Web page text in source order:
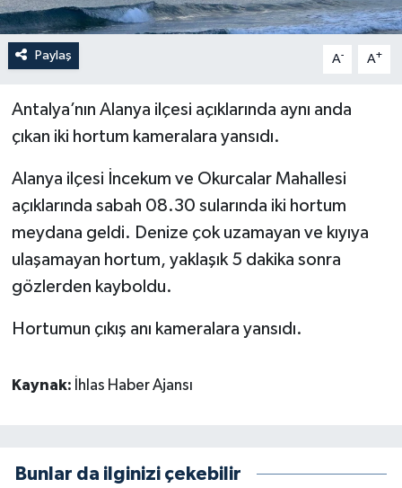
Paylaş A- A+
Antalya’nın Alanya ilçesi açıklarında aynı anda
çıkan iki hortum kameralara yansıdı.
Alanya ilçesi İncekum ve Okurcalar Mahallesi
açıklarında sabah 08.30 sularında iki hortum
meydana geldi. Denize çok uzamayan ve kıyıya
ulaşamayan hortum, yaklaşık 5 dakika sonra
gözlerden kayboldu.
Hortumun çıkış anı kameralara yansıdı.
Kaynak: İhlas Haber Ajansı
Bunlar da ilginizi çekebilir